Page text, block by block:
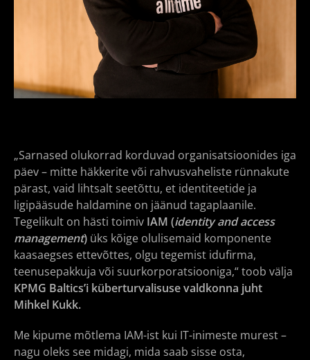
„Sarnased olukorrad korduvad organisatsioonides iga
päev – mitte häkkerite või rahvusvaheliste rünnakute
pärast, vaid lihtsalt seetõttu, et identiteetide ja
ligipääsude haldamine on jäänud tagaplaanile.
Tegelikult on hästi toimiv IAM (identity and access
management) üks kõige olulisemaid komponente
kaasaegses ettevõttes, olgu tegemist idufirma,
teenusepakkuja või suurkorporatsiooniga,“ toob välja
KPMG Baltics’i küberturvalisuse valdkonna juht
Mihkel Kukk.
Me kipume mõtlema IAM-ist kui IT-inimeste murest –
nagu oleks see midagi, mida saab sisse osta,